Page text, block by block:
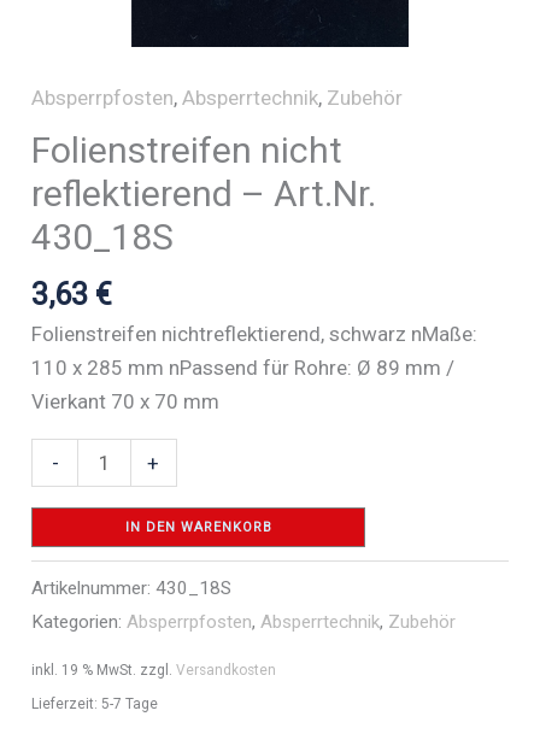
Absperrpfosten,Absperrtechnik, Zubehör
Folienstreifen nicht
reflektierend – Art.Nr.
430_18S
3,63 €
Folienstreifen nichtreflektierend, schwarz nMaße:
110 x 285 mm nPassend für Rohre: Ø 89 mm /
Vierkant 70 x 70 mm
-
Folienstreifen
nicht
reflektierend
-
Art.Nr.
430_18S
Menge
+
IN DEN WARENKORB
Artikelnummer:430_18S
Kategorien:Absperrpfosten,Absperrtechnik, Zubehör
inkl. 19 % MwSt. zzgl.Versandkosten
Lieferzeit: 5-7 Tage